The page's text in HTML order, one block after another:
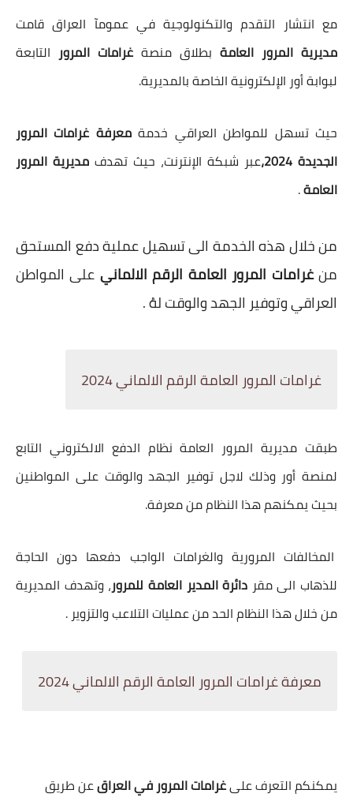
مع انتشار التقدم والتكنولوجية في عمومآ العراق قامت
مديرية المرور العامة بطلاق منصة غرامات المرور التابعة
لبوابة أور الإلكترونية الخاصة بالمديرية.
حيث تسهل للمواطن العراقي خدمةمعرفة غرامات المرور
الجديدة 2024،
عبر شبكة الإنترنت، حيث تهدف مديرية المرور
العامة.
من خلال هذه الخدمة الى تسهيل عملية دفع المستحق
منغرامات المرور العامة الرقم الالماني على المواطن
العراقي وتوفير الجهد والوقت لهُ .
غرامات المرور العامة الرقم الالماني 2024
طبقت مديرية المرور العامة نظام الدفع الالكتروني التابع
لمنصة أور وذلك لاجل توفير الجهد والوقت على المواطنين
بحيث يمكنهم هذا النظام من معرفة.
المخالفات المرورية والغرامات الواجب دفعها دون الحاجة
للذهاب الى مقر دائرة المدير العامة للمرور، وتهدف المديرية
من خلال هذا النظام الحد من عمليات التلاعب والتزوير .
معرفة غرامات المرور العامة الرقم الالماني 2024
يمكنكم التعرف علىغرامات المرور في العراقعن طريق